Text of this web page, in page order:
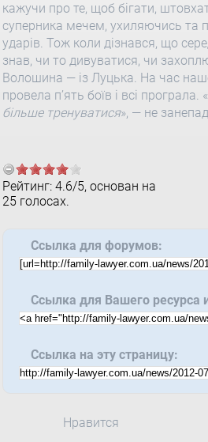
кажучи про те, щоб бігати,
суперника мечем, ухиляючись та
ударів. Тож коли дізнався, що
знав, чи то дивуватися, чи
Волошина — із Луцька. На час
провела п’ять боїв і всі програла. «
більше тренуватися», — не
Рейтинг: 4.6/5, основан на
25 голосах.
Ссылка для форумов:
Ссылка для Вашего
Ссылка на эту страницу:
Нравится